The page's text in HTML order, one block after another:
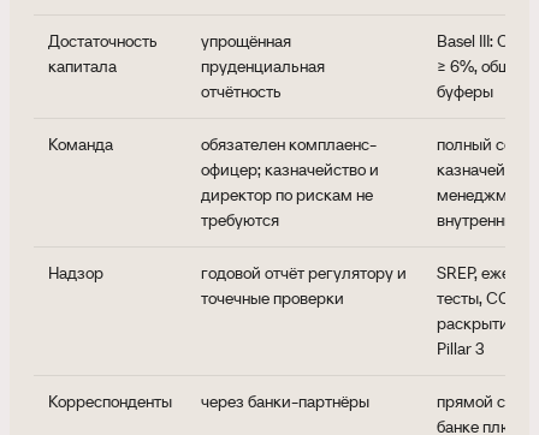
Достаточность
капитала
упрощённая
пруденциальная
отчётность
Basel III:
≥ 6%, общий
буферы
Команда
обязателен комплаенс-
офицер; казначейство и
директор по рискам не
требуются
полный
менеджмент
внутренний
Надзор
годовой отчёт регулятору и
точечные проверки
SREP,
тесты,
раскрытие
Pillar 3
Корреспонденты через банки-партнёры
прямой счёт
банке плюс